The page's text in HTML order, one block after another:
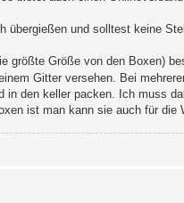
übergießen und solltest keine
größte Größe von den Boxen)
Gitter versehen. Bei
in den keller packen. Ich muss
ist man kann sie auch für die